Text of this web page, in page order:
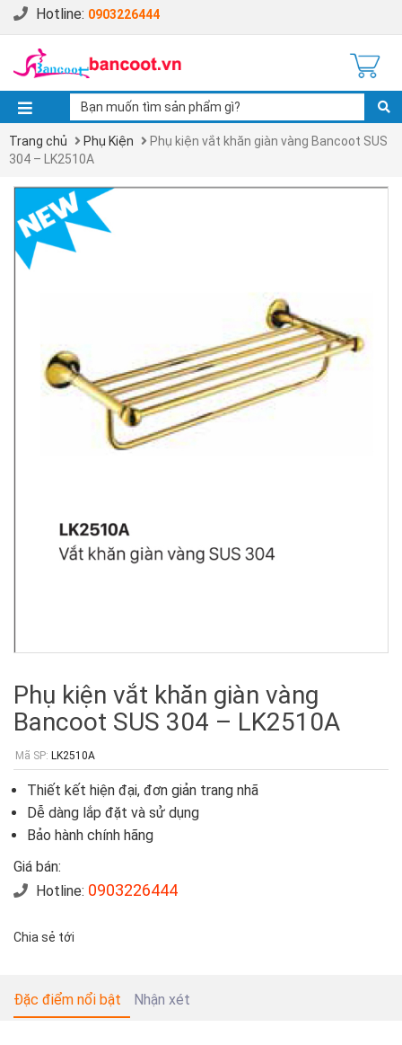
Hotline: 0903226444
Trang chủ Phụ Kiện
Phụ kiện vắt khăn giàn vàng Bancoot SUS
304 – LK2510A
Phụ kiện vắt khăn giàn vàng
Bancoot SUS 304 – LK2510A
Mã SP: LK2510A
Thiết kết hiện đại, đơn giản trang nhã
Dễ dàng lắp đặt và sử dụng
Bảo hành chính hãng
Giá bán:
Hotline: 0903226444
Chia sẻ tới
Đặc điểm nổi bật Nhận xét